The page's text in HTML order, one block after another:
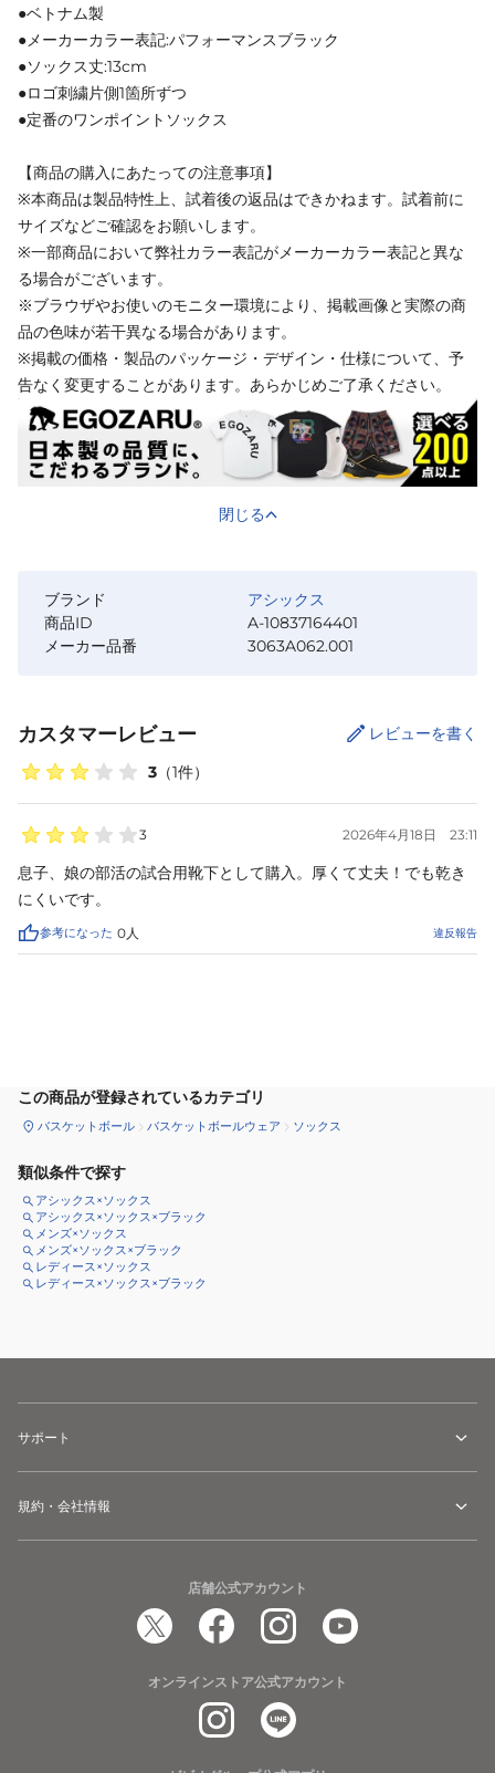
●ベトナム製
●メーカーカラー表記:パフォーマンスブラック
●ソックス丈:13cm
●ロゴ刺繍片側1箇所ずつ
●定番のワンポイントソックス
【商品の購入にあたっての注意事項】
※本商品は製品特性上、試着後の返品はできかねます。試着前に
サイズなどご確認をお願いします。
※一部商品において弊社カラー表記がメーカーカラー表記と異な
る場合がございます。
※ブラウザやお使いのモニター環境により、掲載画像と実際の商
品の色味が若干異なる場合があります。
※掲載の価格・製品のパッケージ・デザイン・仕様について、予
告なく変更することがあります。あらかじめご了承ください。
閉じる
ブランド
アシックス
商品ID
A-10837164401
メーカー品番
3063A062.001
カスタマーレビュー
3 （1件）
レビューを書く
3 2026年4月18日 23:11
息子、娘の部活の試合用靴下として購入。厚くて丈夫！でも乾き
にくいです。
参考になった 0人 違反報告
この商品が登録されているカテゴリ
バスケットボール バスケットボールウェア ソックス
類似条件で探す
アシックス×ソックス
アシックス×ソックス×ブラック
メンズ×ソックス
メンズ×ソックス×ブラック
レディース×ソックス
レディース×ソックス×ブラック
サポート
規約・会社情報
店舗公式アカウント
オンラインストア公式アカウント